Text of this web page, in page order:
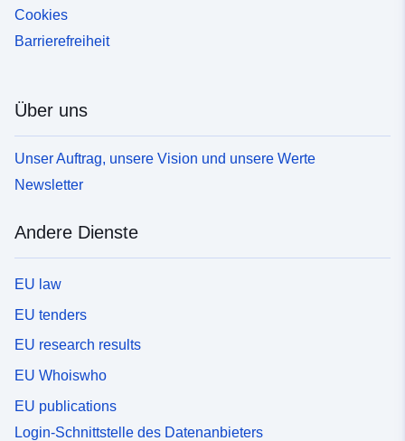
Cookies
Barrierefreiheit
Über uns
Unser Auftrag, unsere Vision und unsere Werte
Newsletter
Andere Dienste
EU law
EU tenders
EU research results
EU Whoiswho
EU publications
Login-Schnittstelle des Datenanbieters